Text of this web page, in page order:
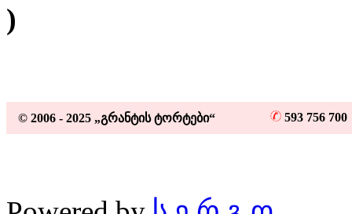
)
© 2006 - 2025 „გრანტის ტორტები“ 593 756